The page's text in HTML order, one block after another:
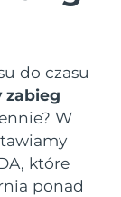
do czasu
zabieg
W
które
ponad